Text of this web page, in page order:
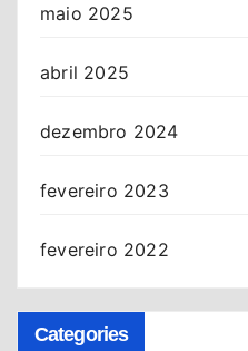
maio 2025
abril 2025
dezembro 2024
fevereiro 2023
fevereiro 2022
Categories